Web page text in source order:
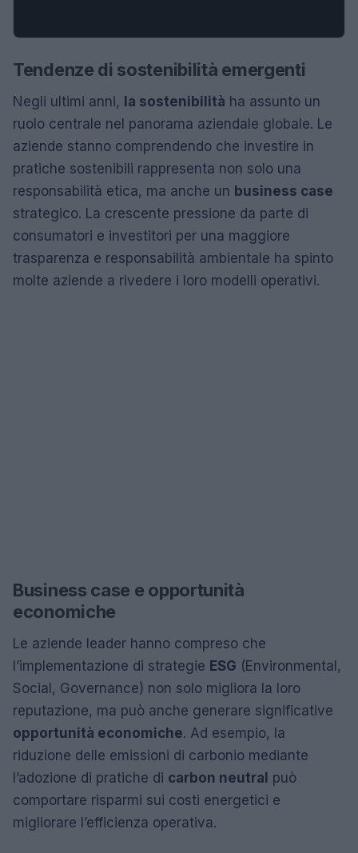
Tendenze di sostenibilità emergenti
Negli ultimi anni, la sostenibilità ha assunto un
ruolo centrale nel panorama aziendale globale. Le
aziende stanno comprendendo che investire in
pratiche sostenibili rappresenta non solo una
responsabilità etica, ma anche un business case
strategico. La crescente pressione da parte di
consumatori e investitori per una maggiore
trasparenza e responsabilità ambientale ha spinto
molte aziende a rivedere i loro modelli operativi.
Business case e opportunità
economiche
Le aziende leader hanno compreso che
l’implementazione di strategie ESG (Environmental,
Social, Governance) non solo migliora la loro
reputazione, ma può anche generare significative
opportunità economiche. Ad esempio, la
riduzione delle emissioni di carbonio mediante
l’adozione di pratiche di carbon neutral può
comportare risparmi sui costi energetici e
migliorare l’efficienza operativa.